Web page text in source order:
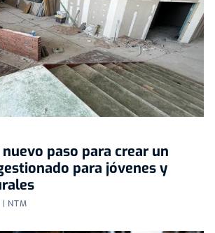
paso para crear un
para jóvenes y
| NTM